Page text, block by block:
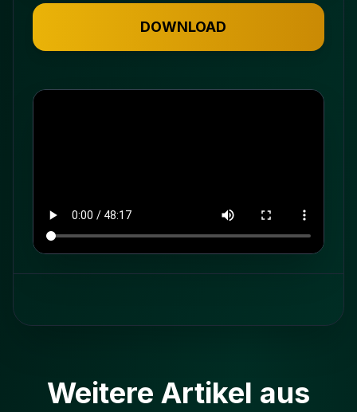
DOWNLOAD
Weitere Artikel aus